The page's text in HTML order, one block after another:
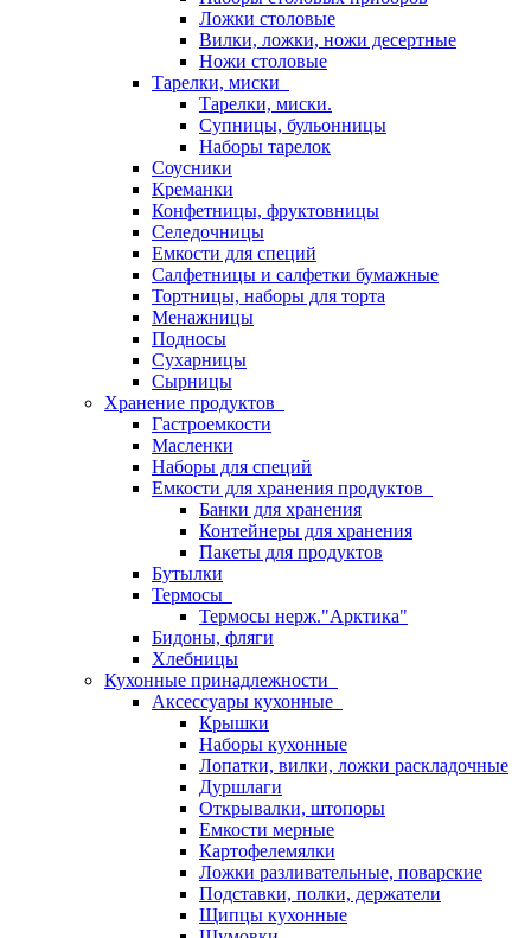
Ложки столовые
Вилки, ложки, ножи десертные
Ножи столовые
Тарелки, миски
Тарелки, миски.
Супницы, бульонницы
Наборы тарелок
Соусники
Креманки
Конфетницы, фруктовницы
Селедочницы
Емкости для специй
Салфетницы и салфетки бумажные
Тортницы, наборы для торта
Менажницы
Подносы
Сухарницы
Сырницы
Хранение продуктов
Гастроемкости
Масленки
Наборы для специй
Емкости для хранения продуктов
Банки для хранения
Контейнеры для хранения
Пакеты для продуктов
Бутылки
Термосы
Термосы нерж."Арктика"
Бидоны, фляги
Хлебницы
Кухонные принадлежности
Аксессуары кухонные
Крышки
Наборы кухонные
Лопатки, вилки, ложки раскладочные
Дуршлаги
Открывалки, штопоры
Емкости мерные
Картофелемялки
Ложки разливательные, поварские
Подставки, полки, держатели
Щипцы кухонные